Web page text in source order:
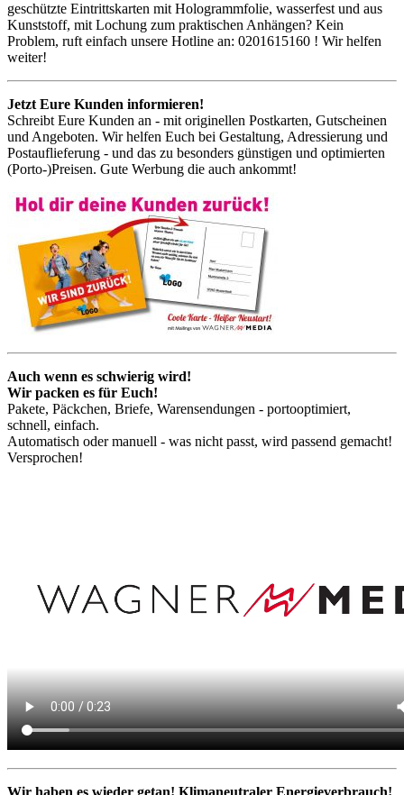
geschützte Eintrittskarten mit Hologrammfolie, wasserfest und aus
Kunststoff, mit Lochung zum praktischen Anhängen? Kein
Problem, ruft einfach unsere Hotline an: 0201615160 ! Wir helfen
weiter!
Jetzt Eure Kunden informieren!
Schreibt Eure Kunden an - mit originellen Postkarten, Gutscheinen
und Angeboten. Wir helfen Euch bei Gestaltung, Adressierung und
Postauflieferung - und das zu besonders günstigen und optimierten
(Porto-)Preisen. Gute Werbung die auch ankommt!
Auch wenn es schwierig wird!
Wir packen es für Euch!
Pakete, Päckchen, Briefe, Warensendungen - portooptimiert,
schnell, einfach.
Automatisch oder manuell - was nicht passt, wird passend gemacht!
Versprochen!